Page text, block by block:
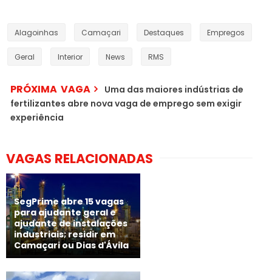
Alagoinhas Camaçari Destaques Empregos
Geral Interior News RMS
PRÓXIMA VAGA
Uma das maiores indústrias de
fertilizantes abre nova vaga de emprego sem exigir
experiência
VAGAS RELACIONADAS
SegPrime abre 15 vagas
para ajudante geral e
ajudante de instalações
industriais; residir em
Camaçari ou Dias d'Ávila